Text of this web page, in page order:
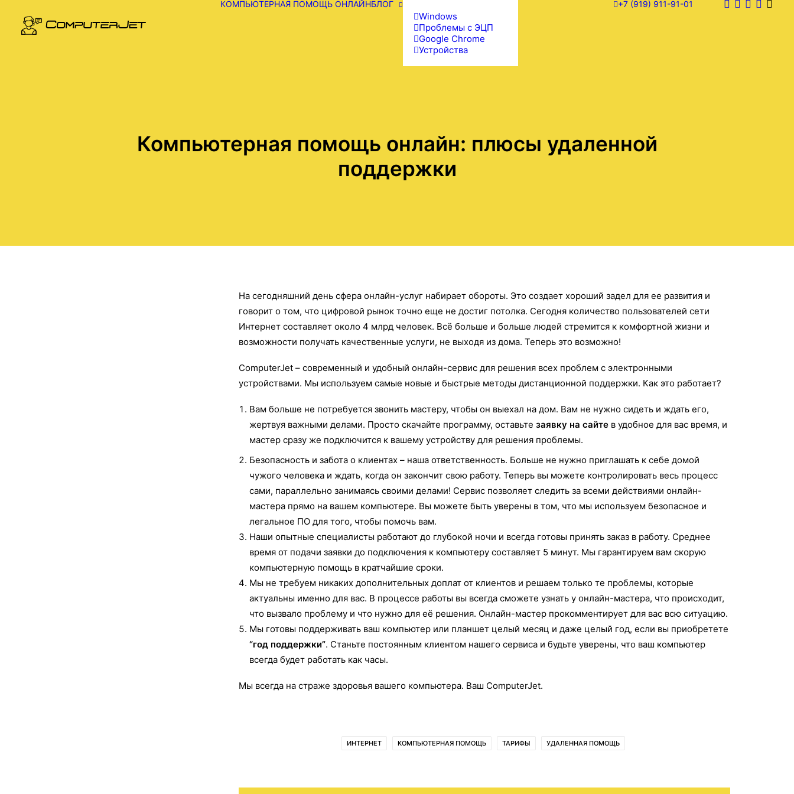
КОМПЬЮТЕРНАЯ ПОМОЩЬ ОНЛАЙНБЛОГ
Windows
Проблемы с ЭЦП
Google Chrome
Устройства
+7 (919) 911-91-01
Компьютерная помощь онлайн: плюсы удаленной
поддержки
На сегодняшний день сфера онлайн-услуг набирает обороты. Это создает хороший задел для ее развития и
говорит о том, что цифровой рынок точно еще не достиг потолка. Сегодня количество пользователей сети
Интернет составляет около 4 млрд человек. Всё больше и больше людей стремится к комфортной жизни и
возможности получать качественные услуги, не выходя из дома. Теперь это возможно!
ComputerJet – современный и удобный онлайн-сервис для решения всех проблем с электронными
устройствами. Мы используем самые новые и быстрые методы дистанционной поддержки. Как это работает?
Вам больше не потребуется звонить мастеру, чтобы он выехал на дом. Вам не нужно сидеть и ждать его,
жертвуя важными делами. Просто скачайте программу, оставьте заявку на сайте в удобное для вас время, и
мастер сразу же подключится к вашему устройству для решения проблемы.
Безопасность и забота о клиентах – наша ответственность. Больше не нужно приглашать к себе домой
чужого человека и ждать, когда он закончит свою работу. Теперь вы можете контролировать весь процесс
сами, параллельно занимаясь своими делами! Сервис позволяет следить за всеми действиями онлайн-
мастера прямо на вашем компьютере. Вы можете быть уверены в том, что мы используем безопасное и
легальное ПО для того, чтобы помочь вам.
Наши опытные специалисты работают до глубокой ночи и всегда готовы принять заказ в работу. Среднее
время от подачи заявки до подключения к компьютеру составляет 5 минут. Мы гарантируем вам скорую
компьютерную помощь в кратчайшие сроки.
Мы не требуем никаких дополнительных доплат от клиентов и решаем только те проблемы, которые
актуальны именно для вас. В процессе работы вы всегда сможете узнать у онлайн-мастера, что происходит,
что вызвало проблему и что нужно для её решения. Онлайн-мастер прокомментирует для вас всю ситуацию.
Мы готовы поддерживать ваш компьютер или планшет целый месяц и даже целый год, если вы приобретете
“год поддержки”. Станьте постоянным клиентом нашего сервиса и будьте уверены, что ваш компьютер
всегда будет работать как часы.
Мы всегда на страже здоровья вашего компьютера. Ваш ComputerJet.
ИНТЕРНЕТ КОМПЬЮТЕРНАЯ ПОМОЩЬ ТАРИФЫ УДАЛЕННАЯ ПОМОЩЬ